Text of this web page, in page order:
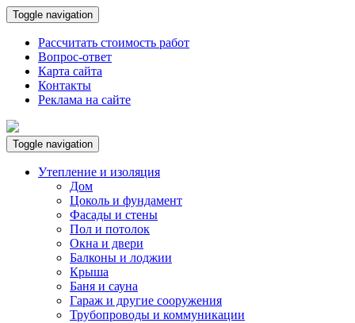
Toggle navigation
Рассчитать стоимость работ
Вопрос-ответ
Карта сайта
Контакты
Реклама на сайте
Toggle navigation
Утепление и изоляция
Дом
Цоколь и фундамент
Фасады и стены
Пол и потолок
Окна и двери
Балконы и лоджии
Крыша
Баня и сауна
Гараж и другие сооружения
Трубопроводы и коммуникации